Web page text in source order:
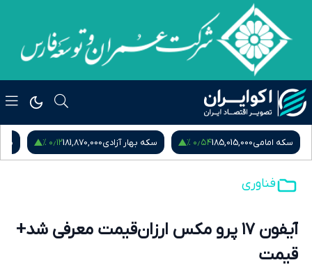
سکه امامی185,015,000۰٫۵۴ % سکه بهار آزادی181,870,000۰٫۱۲ %
فناوری
آیفون ۱۷ پرو مکس ارزان‌قیمت معرفی شد+
قیمت